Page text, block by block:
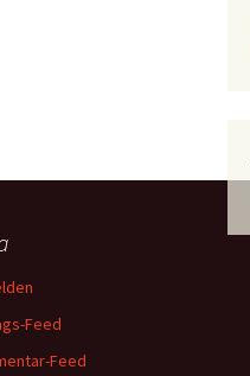
Feed
Feed